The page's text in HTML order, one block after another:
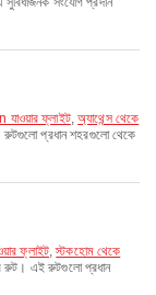
ফ্লাইট,অ্যাথেন্স থেকে
রুটগুলো প্রধান শহরগুলো থেকে
ফ্লাইট,স্টকহোম থেকে
রুট। এই রুটগুলো প্রধান